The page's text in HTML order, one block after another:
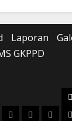
Laporan
GKPPD
2024 2025 2026